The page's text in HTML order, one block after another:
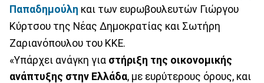
Παπαδημούλη και των ευρωβουλευτών Γιώργου
Κύρτσου της Νέας Δημοκρατίας και Σωτήρη
Ζαριανόπουλου του ΚΚΕ.
«Υπάρχει ανάγκη για στήριξη της οικονομικής
ανάπτυξης στην Ελλάδα, με ευρύτερους όρους, και